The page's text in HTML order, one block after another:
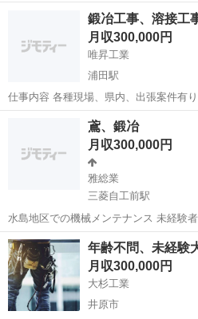
鍛冶工事、溶接工
月収300,000円
唯昇工業
浦田駅
仕事内容 各種現場、県内、出張案件有り 試験期間1ヶ月 休憩時間10
時、15時各15分から30分有り 昼休憩1時間 社会保険料半額負担有
格、職能手当有り 各種資格支援制度有り
浦田駅
鳶、鍛冶
月収300,000円
雅総業
三菱自工前駅
水島地区での機械メンテナンス 未経験者歓迎、経験者優遇、要普通免
許、 歩合制あり、やる気のある方手に職をつけたい方等当社は頑張っ
た分給料で還元します。 社員は皆仲良くウェルカム感が強いのでスグ
に...
岡山 倉敷市 三菱自工前駅
年齢不問、未経験
月収300,000円
大杉工業
井原市